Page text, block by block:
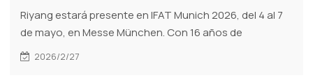
Riyang estará presente en IFAT Munich 2026, del 4 al 7
de mayo, en Messe München. Con 16 años de
experiencia y proyectos en más de 65 países,
2026/2/27